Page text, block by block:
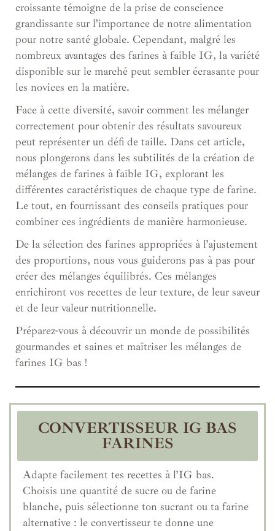
croissante témoigne de la prise de conscience
grandissante sur l’importance de notre alimentation
pour notre santé globale. Cependant, malgré les
nombreux avantages des farines à faible IG, la variété
disponible sur le marché peut sembler écrasante pour
les novices en la matière.
Face à cette diversité, savoir comment les mélanger
correctement pour obtenir des résultats savoureux
peut représenter un défi de taille. Dans cet article,
nous plongerons dans les subtilités de la création de
mélanges de farines à faible IG, explorant les
différentes caractéristiques de chaque type de farine.
Le tout, en fournissant des conseils pratiques pour
combiner ces ingrédients de manière harmonieuse.
De la sélection des farines appropriées à l’ajustement
des proportions, nous vous guiderons pas à pas pour
créer des mélanges équilibrés. Ces mélanges
enrichiront vos recettes de leur texture, de leur saveur
et de leur valeur nutritionnelle.
Préparez-vous à découvrir un monde de possibilités
gourmandes et saines et maîtriser les mélanges de
farines IG bas !
CONVERTISSEUR IG BAS
FARINES
Adapte facilement tes recettes à l’IG bas.
Choisis une quantité de sucre ou de farine
blanche, puis sélectionne ton sucrant ou ta farine
alternative : le convertisseur te donne une